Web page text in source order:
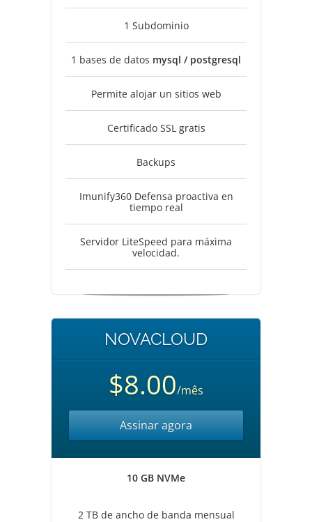
1 Subdominio
1 bases de datos mysql / postgresql
Permite alojar un sitios web
Certificado SSL gratis
Backups
Imunify360 Defensa proactiva en
tiempo real
Servidor LiteSpeed para máxima
velocidad.
NOVACLOUD
$8.00/mês
Assinar agora
10 GB NVMe
2 TB de ancho de banda mensual